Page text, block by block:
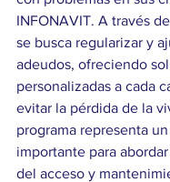
INFONAVIT. A través
se busca regularizar y
adeudos, ofreciendo
personalizadas a cada
evitar la pérdida de la
programa representa
importante para
del acceso y